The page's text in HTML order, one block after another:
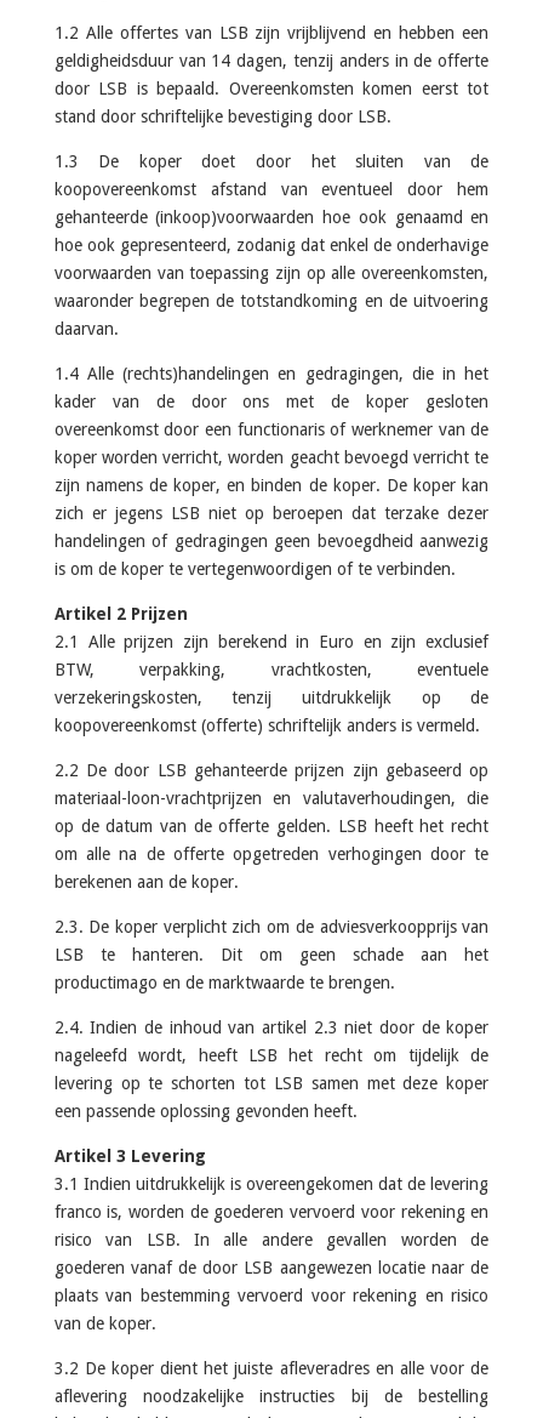
1.2 Alle offertes van LSB zijn vrijblijvend en hebben een
geldigheidsduur van 14 dagen, tenzij anders in de offerte
door LSB is bepaald. Overeenkomsten komen eerst tot
stand door schriftelijke bevestiging door LSB.
1.3 De koper doet door het sluiten van de
koopovereenkomst afstand van eventueel door hem
gehanteerde (inkoop)voorwaarden hoe ook genaamd en
hoe ook gepresenteerd, zodanig dat enkel de onderhavige
voorwaarden van toepassing zijn op alle overeenkomsten,
waaronder begrepen de totstandkoming en de uitvoering
daarvan.
1.4 Alle (rechts)handelingen en gedragingen, die in het
kader van de door ons met de koper gesloten
overeenkomst door een functionaris of werknemer van de
koper worden verricht, worden geacht bevoegd verricht te
zijn namens de koper, en binden de koper. De koper kan
zich er jegens LSB niet op beroepen dat terzake dezer
handelingen of gedragingen geen bevoegdheid aanwezig
is om de koper te vertegenwoordigen of te verbinden.
Artikel 2 Prijzen
2.1 Alle prijzen zijn berekend in Euro en zijn exclusief
BTW, verpakking, vrachtkosten, eventuele
verzekeringskosten, tenzij uitdrukkelijk op de
koopovereenkomst (offerte) schriftelijk anders is vermeld.
2.2 De door LSB gehanteerde prijzen zijn gebaseerd op
materiaal-loon-vrachtprijzen en valutaverhoudingen, die
op de datum van de offerte gelden. LSB heeft het recht
om alle na de offerte opgetreden verhogingen door te
berekenen aan de koper.
2.3. De koper verplicht zich om de adviesverkoopprijs van
LSB te hanteren. Dit om geen schade aan het
productimago en de marktwaarde te brengen.
2.4. Indien de inhoud van artikel 2.3 niet door de koper
nageleefd wordt, heeft LSB het recht om tijdelijk de
levering op te schorten tot LSB samen met deze koper
een passende oplossing gevonden heeft.
Artikel 3 Levering
3.1 Indien uitdrukkelijk is overeengekomen dat de levering
franco is, worden de goederen vervoerd voor rekening en
risico van LSB. In alle andere gevallen worden de
goederen vanaf de door LSB aangewezen locatie naar de
plaats van bestemming vervoerd voor rekening en risico
van de koper.
3.2 De koper dient het juiste afleveradres en alle voor de
aflevering noodzakelijke instructies bij de bestelling